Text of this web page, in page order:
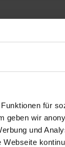
für
geben wir
und